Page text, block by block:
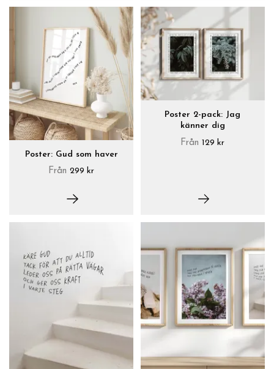
Poster: Gud som haver
Från 299 kr
Poster 2-pack: Jag
känner dig
Från 129 kr